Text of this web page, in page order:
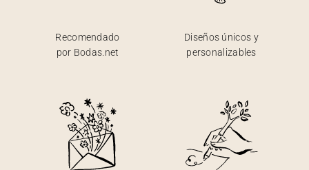
Recomendado
por Bodas.net
Diseños únicos y
personalizables